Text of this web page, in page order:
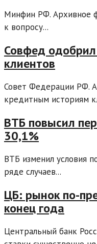
Минфин РФ. Архивное
к вопросу...
Совфед
клиентов
Совет Федерации РФ.
кредитным историям
ВТБ повысил
30,1%
ВТБ изменил условия
ряде случаев...
ЦБ: рынок по-
конец года
Центральный банк